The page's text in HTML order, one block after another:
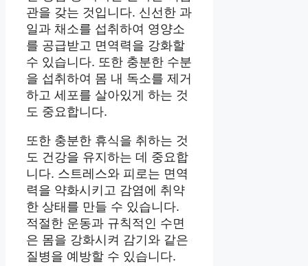
관을 갖는 것입니다. 신선한 과
일과 채소를 섭취하여 영양소
를 공급받고 면역력을 강화할
수 있습니다. 또한 충분한 수분
을 섭취하여 몸 내 독소를 제거
하고 세포를 살아있게 하는 것
도 중요합니다.
또한 충분한 휴식을 취하는 것
도 건강을 유지하는 데 중요합
니다. 스트레스와 피로는 면역
력을 약화시키고 감염에 취약
한 상태를 만들 수 있습니다.
적절한 운동과 규칙적인 수면
은 몸을 강화시켜 감기와 같은
질병을 예방할 수 있습니다.